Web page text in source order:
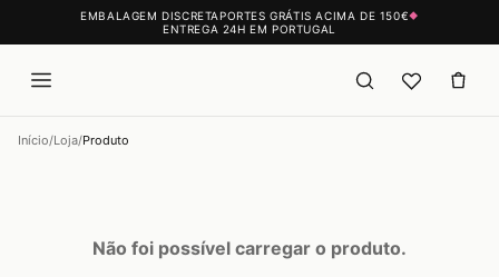
EMBALAGEM DISCRETAPORTES GRÁTIS ACIMA DE 150€◆
ENTREGA 24H EM PORTUGAL
Início/Loja/Produto
Não foi possível carregar o produto.